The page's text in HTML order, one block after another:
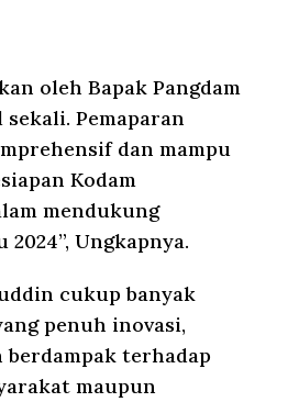
oleh Bapak Pangdam
Pemaparan
dan mampu
Kodam
mendukung
Ungkapnya.
cukup banyak
penuh inovasi,
terhadap
maupun